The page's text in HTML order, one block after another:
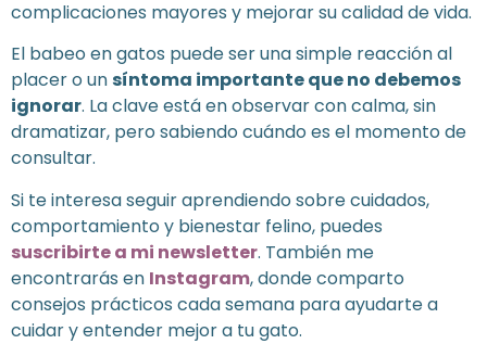
complicaciones mayores y mejorar su calidad de vida.
El babeo en gatos puede ser una simple reacción al
placer o unsíntoma importante que no debemos
ignorar. La clave está en observar con calma, sin
dramatizar, pero sabiendo cuándo es el momento de
consultar.
Si te interesa seguir aprendiendo sobre cuidados,
comportamiento y bienestar felino, puedes
suscribirte a mi newsletter. También me
encontrarás en Instagram, donde comparto
consejos prácticos cada semana para ayudarte a
cuidar y entender mejor a tu gato.